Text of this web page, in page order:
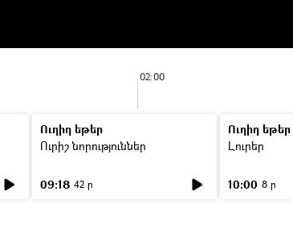
02:00
Ուղիղ եթեր
Ուրիշ նորություններ
09:18 42 ր
Ուղիղ եթեր
Լուրեր
10:00 8 ր